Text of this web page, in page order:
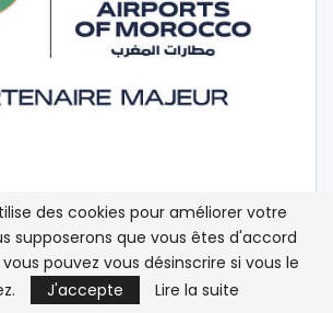
des cookies pour améliorer votre
supposerons que vous êtes d'accord
pouvez vous désinscrire si vous le
J'accepte Lire la suite